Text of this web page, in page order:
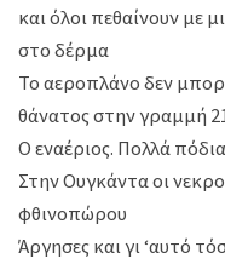
και όλοι πεθαίνουν
στο δέρμα
Το αεροπλάνο δεν
θάνατος στην γραμμή
Ο εναέριος. Πολλά
Στην Ουγκάντα οι
φθινοπώρου
Άργησες και γι ‘αυτό